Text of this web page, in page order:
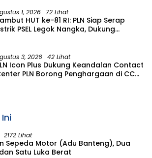
1, 2026 72 Lihat
HUT ke-81 RI: PLN Siap Serap
PSEL Legok Nangka, Dukung
3, 2026 42 Lihat
Icon Plus Dukung Keandalan Contact
PLN Borong Penghargaan di CCW
2172 Lihat
Sepeda Motor (Adu Banteng), Dua
Satu Luka Berat